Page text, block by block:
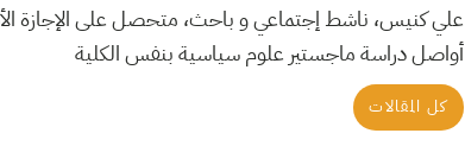
علي كنيس، ناشط إجتماعي و باحث، متحصل على الإجازة
أواصل دراسة ماجستير علوم سياسية بنفس الكلية
كل المقالات